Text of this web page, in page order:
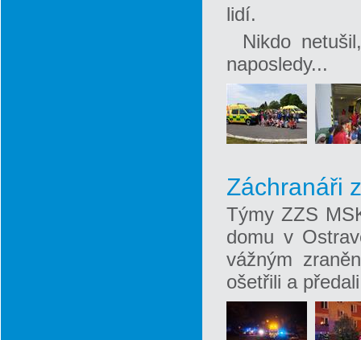
lidí.
Nikdo
naposledy...
Záchranáři
Týmy ZZS
domu v
vážným
ošetřili a